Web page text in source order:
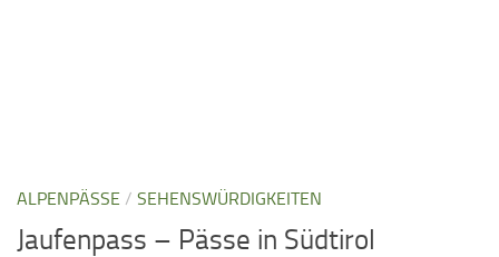
ALPENPÄSSE / SEHENSWÜRDIGKEITEN
Jaufenpass – Pässe in Südtirol